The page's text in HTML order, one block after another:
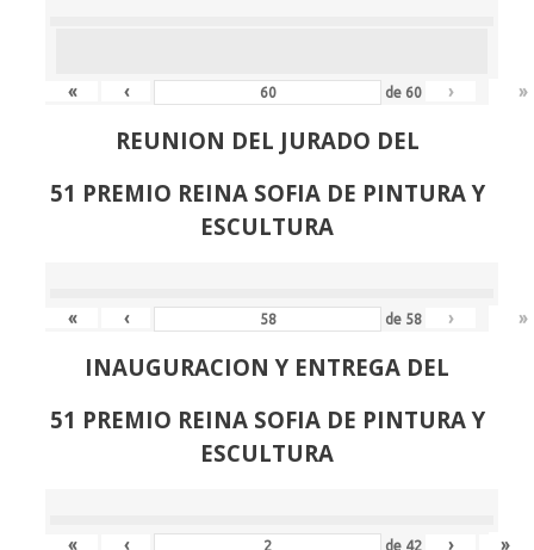
« ‹ de 60 › »
REUNION DEL JURADO DEL
51 PREMIO REINA SOFIA DE PINTURA Y
ESCULTURA
« ‹ de 58 › »
INAUGURACION Y ENTREGA DEL
51 PREMIO REINA SOFIA DE PINTURA Y
ESCULTURA
« ‹ de 42 › »